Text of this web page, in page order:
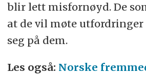
blir lett misfornøyd. De
at de vil møte
seg på dem.
Les også: Norske